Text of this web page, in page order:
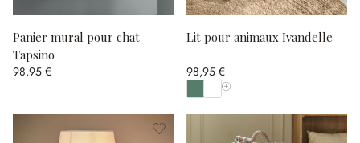
Panier mural pour chat
Tapsino
98,95 €
Lit pour animaux Ivandelle
98,95 €
Afficher toutes les couleurs